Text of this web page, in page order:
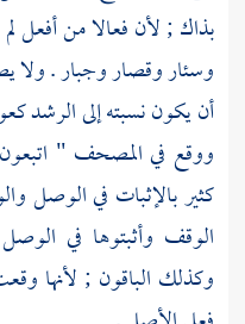
بذاك ; لأن فعالا من أفعل
وسئار وقصار وجبار . ولا
أن يكون نسبته إلى الرشد
ووقع في المصحف "
كثيربالإثبات في الوصل
الوقف وأثبتوها في
وكذلك الباقون ; لأنها